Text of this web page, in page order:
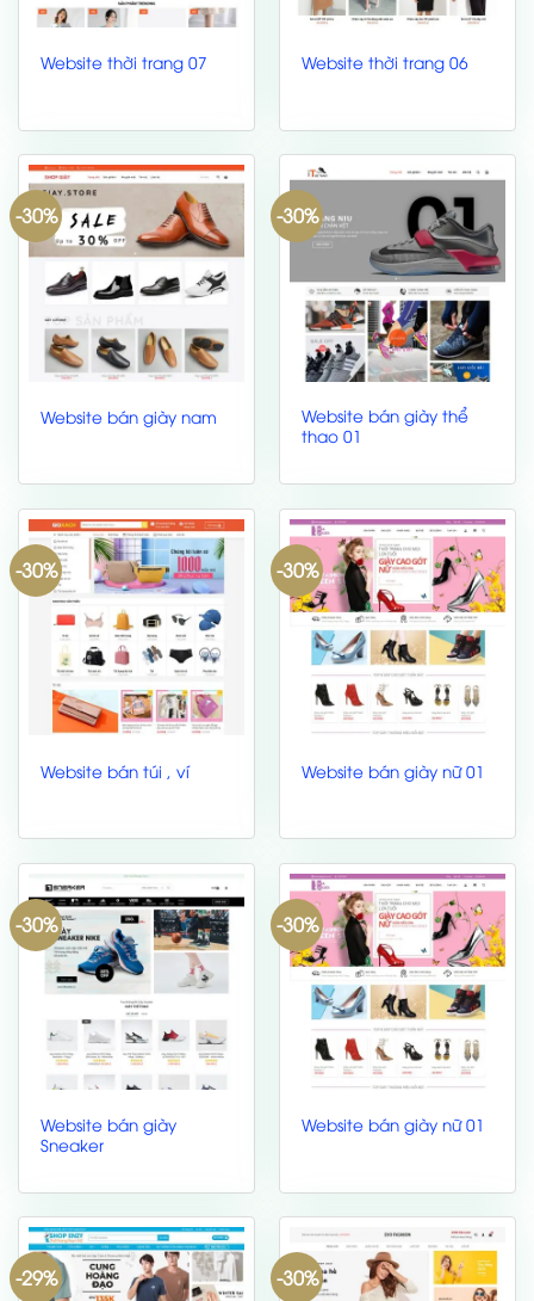
Website thời trang 07 Website thời trang 06
-30%
Website bán giày nam
-30%
Website bán giày thể
thao 01
-30%
Website bán túi , ví
-30%
Website bán giày nữ 01
-30%
Website bán giày
Sneaker
-30%
Website bán giày nữ 01
-29% -30%